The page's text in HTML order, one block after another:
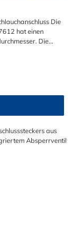
Die
hat einen
Die
0
diese